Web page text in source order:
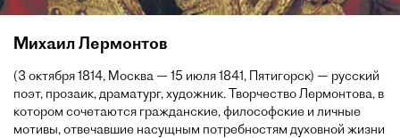
Михаил Лермонтов
(3 октября 1814, Москва — 15 июля 1841, Пятигорск) — русский
поэт, прозаик, драматург, художник. Творчество Лермонтова, в
котором сочетаются гражданские, философские и личные
мотивы, отвечавшие насущным потребностям духовной жизни